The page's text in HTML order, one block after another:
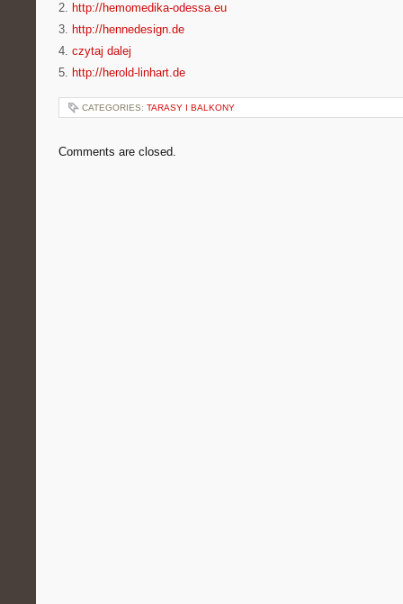
2. http://hemomedika-odessa.eu
3. http://hennedesign.de
4. czytaj dalej
5. http://herold-linhart.de
CATEGORIES: TARASY I BALKONY
Comments are closed.